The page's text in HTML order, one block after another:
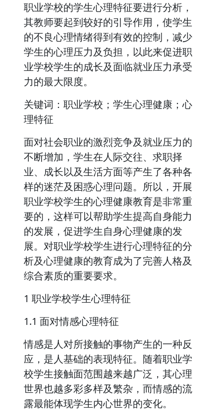
职业学校的学生心理特征要进行分析，
其教师要起到较好的引导作用，使学生
的不良心理情绪得到有效的控制，减少
学生的心理压力及负担，以此来促进职
业学校学生的成长及面临就业压力承受
力的最大限度。
关键词：职业学校；学生心理健康；心
理特征
面对社会职业的激烈竞争及就业压力的
不断增加，学生在人际交往、求职择
业、成长以及生活方面等产生了各种各
样的迷茫及困惑心理问题。所以，开展
职业学校学生的心理健康教育是非常重
要的，这样可以帮助学生提高自身能力
的发展，促进学生自身心理健康的发
展。对职业学校学生进行心理特征的分
析及心理健康的教育成为了完善人格及
综合素质的重要要求。
1 职业学校学生心理特征
1.1 面对情感心理特征
情感是人对所接触的事物产生的一种反
应，是人基础的表现特征。随着职业学
校学生接触面范围越来越广泛，其心理
世界也越多彩多样及繁杂，而情感的流
露最能体现学生内心世界的变化。